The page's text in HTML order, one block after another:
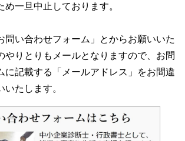
め一旦中止しております。
問い合わせフォーム」とからお願いいた
やりとりもメールとなりますので、お問
に記載する「メールアドレス」をお間違
いたします。